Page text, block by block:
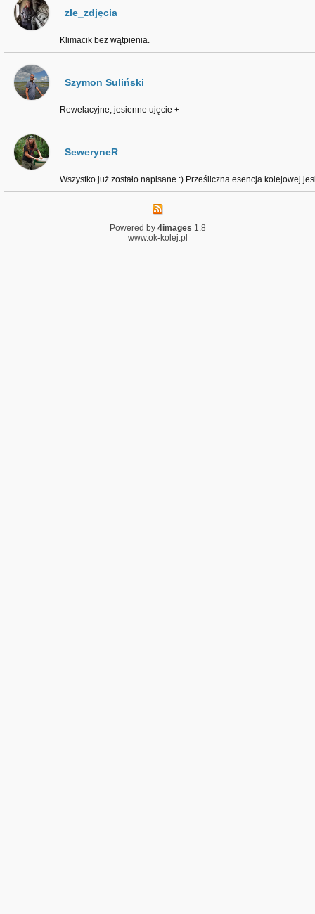
złe_zdjęcia
Klimacik bez wątpienia.
Szymon Suliński
Rewelacyjne, jesienne ujęcie +
SeweryneR
Wszystko już zostało napisane :) Prześliczna esencja kolejowej
Powered by 4images 1.8
www.ok-kolej.pl